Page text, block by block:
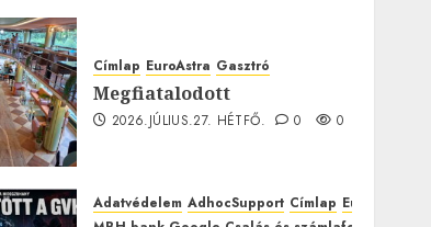
Címlap EuroAstra Gasztró
Megfiatalodott
2026.JÚLIUS.27. HÉTFŐ. 0 0
Adatvédelem AdhocSupport Címlap EuroAstra